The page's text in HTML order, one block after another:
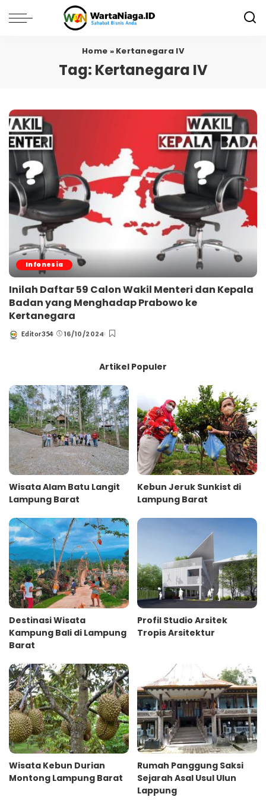
Home » Kertanegara IV
Tag: Kertanegara IV
Infonesia
Inilah Daftar 59 Calon Wakil Menteri dan Kepala
Badan yang Menghadap Prabowo ke
Kertanegara
Posted
Editor354 16/10/2024
Artikel Populer
Wisata Alam Batu Langit
Lampung Barat
Kebun Jeruk Sunkist di
Lampung Barat
Destinasi Wisata
Kampung Bali di Lampung
Barat
Profil Studio Arsitek
Tropis Arsitektur
Wisata Kebun Durian
Montong Lampung Barat
Rumah Panggung Saksi
Sejarah Asal Usul Ulun
Lappung